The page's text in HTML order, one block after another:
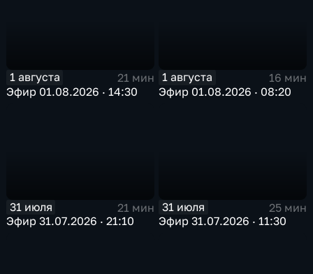
1 августа
21 мин
Эфир 01.08.2026 · 14:30
1 августа
16 мин
Эфир 01.08.2026 · 08:20
31 июля
21 мин
Эфир 31.07.2026 · 21:10
31 июля
25 мин
Эфир 31.07.2026 · 11:30